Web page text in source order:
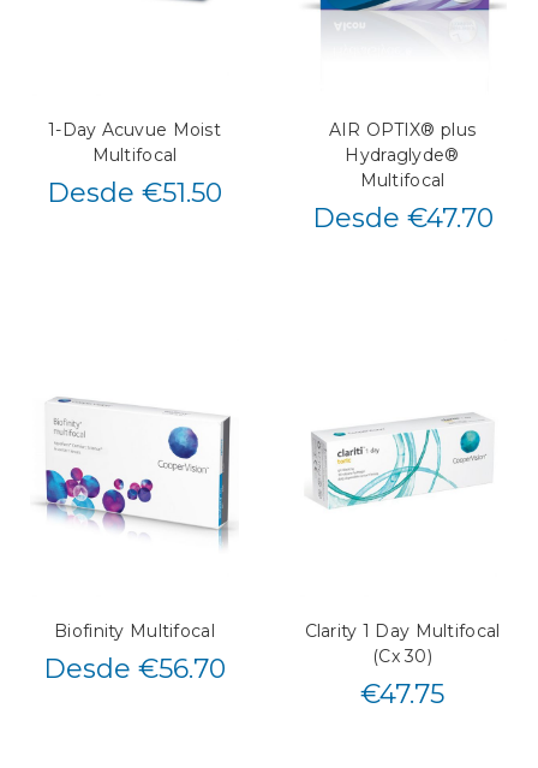
1-Day Acuvue Moist
Multifocal
Desde €51.50
AIR OPTIX® plus
Hydraglyde®
Multifocal
Desde €47.70
Biofinity Multifocal
Desde €56.70
Clarity 1 Day Multifocal
(Cx 30)
€47.75